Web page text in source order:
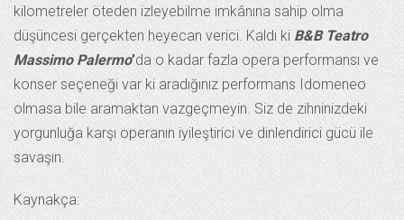
kilometreler öteden izleyebilme imkânına sahip olma
düşüncesi gerçekten heyecan verici. Kaldı ki B&B Teatro
Massimo Palermo’da o kadar fazla opera performansı ve
konser seçeneği var ki aradığınız performans Idomeneo
olmasa bile aramaktan vazgeçmeyin. Siz de zihninizdeki
yorgunluğa karşı operanın iyileştirici ve dinlendirici gücü ile
savaşın.
Kaynakça: